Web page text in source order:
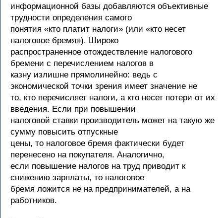
информационной базы добавляются объективные
трудности определения самого
понятия «кто платит налоги» (или «кто несет
налоговое бремя»). Широко
распространенное отождествление налогового
бремени с перечислением налогов в
казну излишне прямолинейно: ведь с
экономической точки зрения имеет значение не
то, кто перечисляет налоги, а кто несет потери от их
введения. Если при повышении
налоговой ставки производитель может на такую же
сумму повысить отпускные
цены, то налоговое бремя фактически будет
перенесено на покупателя. Аналогично,
если повышение налогов на труд приводит к
снижению зарплаты, то налоговое
бремя ложится не на предпринимателей, а на
работников.